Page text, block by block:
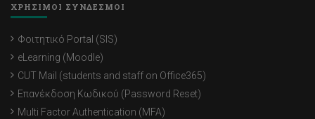
ΧΡΗΣΙΜΟΙ ΣΥΝΔΕΣΜΟΙ
Φοιτητικό Portal (SIS)
eLearning (Moodle)
CUT Mail (students and staff on Office365)
Επανέκδοση Κωδικού (Password Reset)
Multi Factor Authentication (MFA)